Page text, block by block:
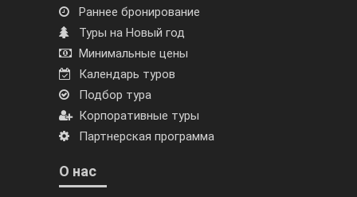
Раннее бронирование
Туры на Новый год
Минимальные цены
Календарь туров
Подбор тура
Корпоративные туры
Партнерская программа
О нас